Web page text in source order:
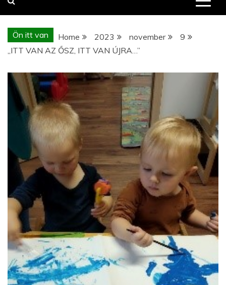
Ön itt van Home 2023 november
9
„ITT VAN AZ ŐSZ, ITT VAN ÚJRA…”